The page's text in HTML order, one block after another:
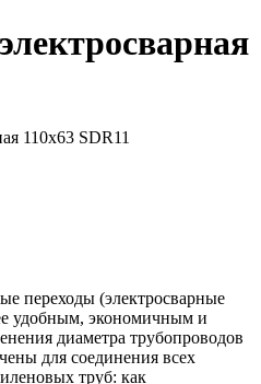
переходы (электросварные
удобным, экономичным и
диаметра трубопроводов
для соединения всех
труб: как